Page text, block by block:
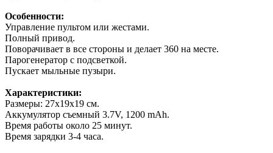
Особенности:
Управление пультом или жестами.
Полный привод.
Поворачивает в все стороны и делает 360 на месте.
Парогенератор с подсветкой.
Пускает мыльные пузыри.
Характеристики:
Размеры: 27х19х19 см.
Аккумулятор съемный 3.7V, 1200 mAh.
Время работы около 25 минут.
Время зарядки 3-4 часа.